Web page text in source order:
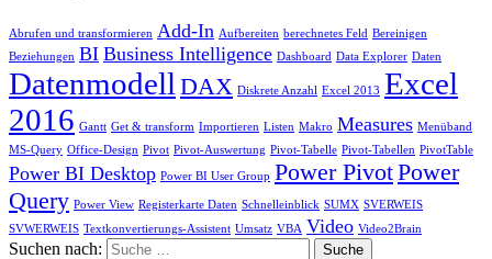
Abrufen und transformieren Add-In Aufbereiten berechnetes Feld Bereinigen
Beziehungen BI Business Intelligence Dashboard Data Explorer Daten
Datenmodell DAX Diskrete Anzahl Excel 2013 Excel
2016 Gantt Get & transform Importieren Listen Makro Measures Menüband
MS-Query Office-Design Pivot Pivot-Auswertung Pivot-Tabelle Pivot-Tabellen PivotTable
Power BI Desktop Power BI User Group Power PivotPower
Query Power View Registerkarte Daten Schnelleinblick SUMX SVERWEIS
SVWERWEIS Textkonvertierungs-Assistent Umsatz VBA Video Video2Brain
Suchen nach: